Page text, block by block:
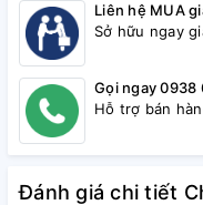
Liên hệ MUA
Sở hữu ngay
Gọi ngay 0938
Hỗ trợ bán
Đánh giá chi tiết